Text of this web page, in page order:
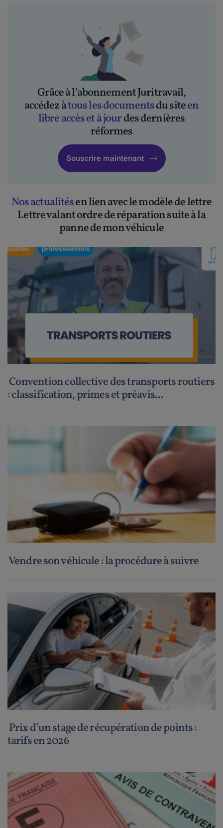
Grâce à l'abonnement Juritravail,
accédez àtous les documentsdu siteen
libre accès et à jourdes dernières
réformes
Souscrire maintenant
Nos actualitésen lien avec le modèle de lettre
Lettre valant ordre de réparation suite à la
panne de mon véhicule
Convention collective des transports routiers
: classification, primes et préavis...
Vendre son véhicule : la procédure à suivre
Prix d’un stage de récupération de points :
tarifs en 2026